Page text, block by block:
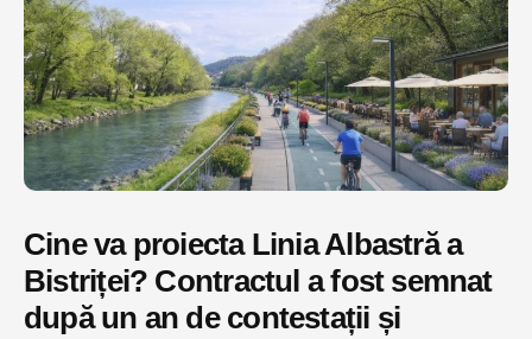
Cine va proiecta Linia Albastră a
Bistriței? Contractul a fost semnat
după un an de contestații și